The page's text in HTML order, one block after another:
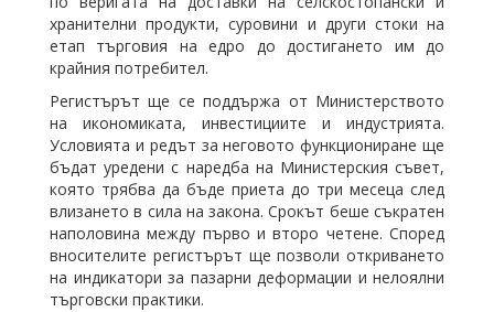
хранителни продукти, суровини и други стоки на
етап търговия на едро до достигането им до
крайния потребител.
Регистърът ще се поддържа от Министерството
на икономиката, инвестициите и индустрията.
Условията и редът за неговото функциониране ще
бъдат уредени с наредба на Министерския съвет,
която трябва да бъде приета до три месеца след
влизането в сила на закона. Срокът беше съкратен
наполовина между първо и второ четене. Според
вносителите регистърът ще позволи откриването
на индикатори за пазарни деформации и нелоялни
търговски практики.